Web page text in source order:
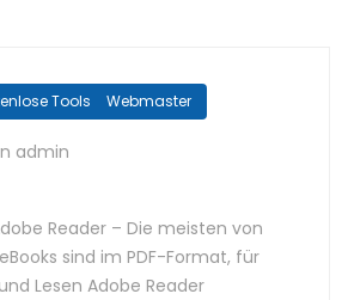
Tools Webmaster
admin
Reader – Die meisten von
sind im PDF-Format, für
Lesen Adobe Reader